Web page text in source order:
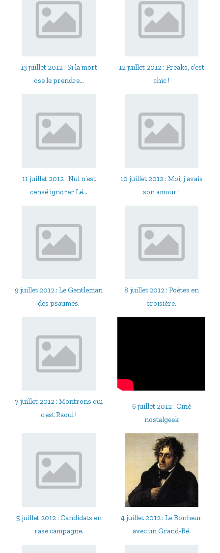
13 juillet 2012 : Si la mort
ose le prendre…
12 juillet 2012 : Freaks, c’est
chic !
11 juillet 2012 : Nul n’est
censé ignorer Lé...
10 juillet 2012 : Moi, j’avais
son amour !
9 juillet 2012 : Le Gentleman
des psaumes.
8 juillet 2012 : Poètes en
croisière.
7 juillet 2012 : Montrons qui
c’est Raoul !
6 juillet 2012 : Ciné
nostalgeek
5 juillet 2012 : Candidats en
rase campagne.
4 juillet 2012 : Le Bonheur
avec un Grand-Bé.